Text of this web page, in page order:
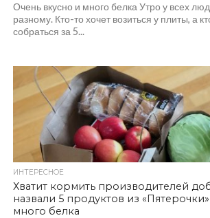
Очень вкусно и много белка Утро у всех
разному. Кто-то хочет возиться у плиты, а
собраться за 5...
ИНТЕРЕСНОЕ
Хватит кормить производителей
назвали 5 продуктов из
много белка